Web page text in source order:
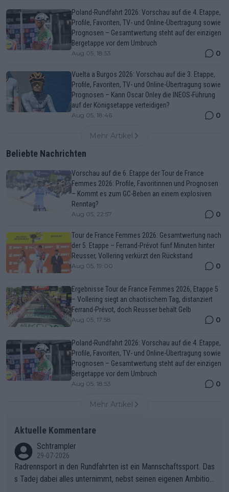
Poland-Rundfahrt 2026: Vorschau auf die 4. Etappe,
Profile, Favoriten, TV- und Online-Übertragung sowie
Prognosen – Gesamtwertung steht auf der einzigen
Bergetappe vor dem Umbruch
Aug 05, 18:53 0
Vuelta a Burgos 2026: Vorschau auf die 3. Etappe,
Profile, Favoriten, TV- und Online-Übertragung sowie
Prognosen – Kann Oscar Onley die INEOS-Führung
auf der Königsetappe verteidigen?
Aug 05, 18:46 0
Mehr Artikel
Beliebte Nachrichten
Vorschau auf die 6. Etappe der Tour de France
Femmes 2026: Profile, Favoritinnen und Prognosen
– Kommt es zum GC-Beben an einem explosiven
Renntag?
Aug 05, 22:57 0
Tour de France Femmes 2026: Gesamtwertung nach
der 5. Etappe – Ferrand-Prévot fünf Minuten hinter
Reusser, Vollering verkürzt den Rückstand
Aug 05, 19:00 0
Ergebnisse Tour de France Femmes 2026, Etappe 5
– Vollering siegt an chaotischem Tag, distanziert
Ferrand-Prévot, doch Reusser behält Gelb
Aug 05, 17:58 0
Poland-Rundfahrt 2026: Vorschau auf die 4. Etappe,
Profile, Favoriten, TV- und Online-Übertragung sowie
Prognosen – Gesamtwertung steht auf der einzigen
Bergetappe vor dem Umbruch
Aug 05, 18:53 0
Mehr Artikel
Aktuelle Kommentare
Schtrampler
29-07-2026
Radrennsport in den Rundfahrten ist ein Mannschaftssport. Das
s Tadej dabei alles unternimmt, nebst seinen eigenen Ambition